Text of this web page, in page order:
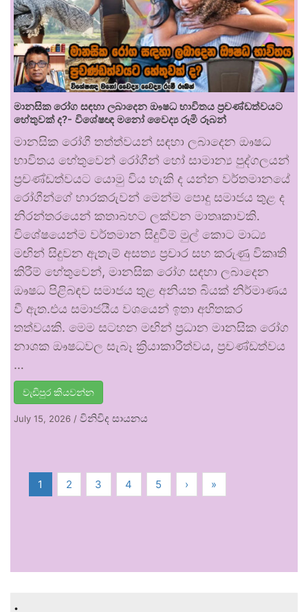
මානසික රෝග සඳහා ලබාදෙන ඖෂධ භාවිතය ප්‍රචණ්ඩත්වයට
හේතුවක් ද?- විශේෂඥ මනෝ වෛද්‍ය රූමි රූබන්
මානසික රෝගී තත්ත්වයන් සඳහා ලබාදෙන ඖෂධ
භාවිතය හේතුවෙන් රෝගීන් හෝ සාමාන්‍ය පුද්ගලයන්
ප්‍රචණ්ඩත්වයට යොමු විය හැකි ද යන්න වර්තමානයේ
රෝගීන්ගේ භාරකරුවන් මෙන්ම පොදු සමාජය තුළ ද
නිරන්තරයෙන් කතාබහට ලක්වන මාතෘකාවකි.
විශේෂයෙන්ම වර්තමාන සිදුවීම් මුල් කොට මාධ්‍ය
මඟින් සිදුවන ඇතැම් අසත්‍ය ප්‍රචාර සහ කරුණු විකෘති
කිරීම් හේතුවෙන්, මානසික රෝග සඳහා ලබාදෙන
ඖෂධ පිළිබඳව සමාජය තුළ අනියත බියක් නිර්මාණය
වී ඇත.එය සමාජයීය වශයෙන් ඉතා අහිතකර
තත්වයකි. මෙම සටහන මඟින් ප්‍රධාන මානසික රෝග
නාශක ඖෂධවල සැබෑ ක්‍රියාකාරීත්වය, ප්‍රචණ්ඩත්වය
…
වැඩිපුර කියවන්න
July 15, 2026 / විනිවිද සායනය
1 2 3 4 5 › »
.